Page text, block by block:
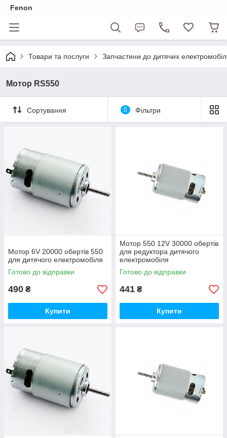
Fenon
Товари та послуги Запчастини до дитячих
Мотор RS550
Сортування 0 Фільтри
Мотор 6V 20000 обертів 550
для дитячого електромобіля
Готово до відправки
490 ₴
Купити
Мотор 550 12V 30000 обертів
для редуктора дитячого
електромобіля
Готово до відправки
441 ₴
Купити